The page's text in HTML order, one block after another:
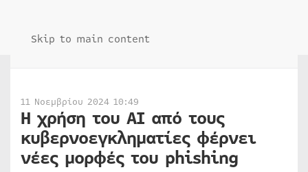
Skip to main content
11 Νοεμβρίου 2024 10:49
Η χρήση του AI από τους
κυβερνοεγκληματίες φέρνει
νέες μορφές του phishing